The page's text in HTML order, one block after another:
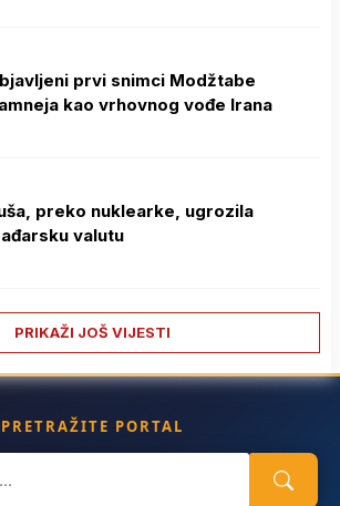
prvi snimci Modžtabe
kao vrhovnog vođe Irana
preko nuklearke, ugrozila
valutu
PRIKAŽI JOŠ VIJESTI
PRETRAŽITE PORTAL